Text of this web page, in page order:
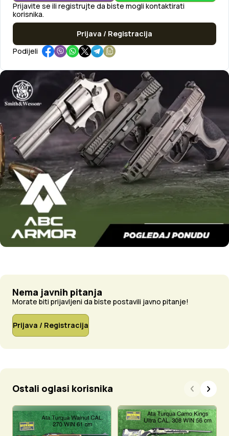
Prijavite se ili registrujte da biste mogli kontaktirati
korisnika.
Prijava / Registracija
Podijeli
Nema javnih pitanja
Morate biti prijavljeni da biste postavili javno pitanje!
Prijava / Registracija
Ostali oglasi korisnika